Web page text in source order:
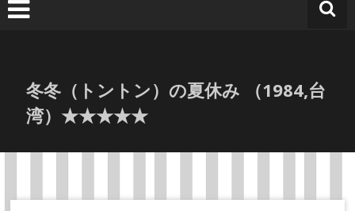
キ
冬冬（トントン）の夏休み （1984,台
湾）★★★★★